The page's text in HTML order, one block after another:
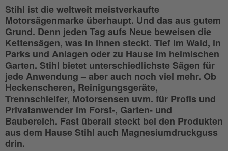
Stihl ist die weltweit meistverkaufte
Motorsägenmarke überhaupt. Und das aus gutem
Grund. Denn jeden Tag aufs Neue beweisen die
Kettensägen, was in ihnen steckt. Tief im Wald, in
Parks und Anlagen oder zu Hause im heimischen
Garten. Stihl bietet unterschiedlichste Sägen für
jede Anwendung – aber auch noch viel mehr. Ob
Heckenscheren, Reinigungsgeräte,
Trennschleifer, Motorsensen uvm. für Profis und
Privatanwender im Forst-, Garten- und
Baubereich. Fast überall steckt bei den Produkten
aus dem Hause Stihl auch Magnesiumdruckguss
drin.